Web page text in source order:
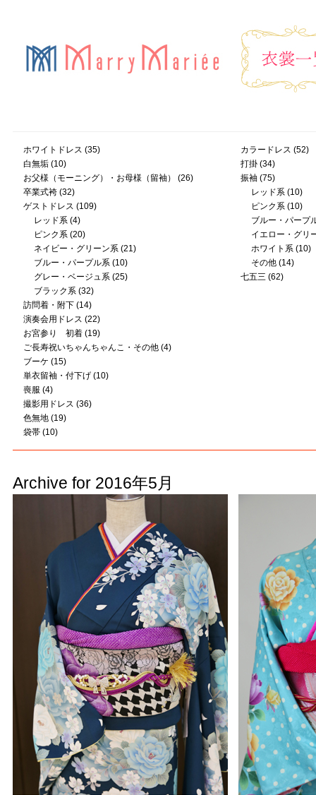
ホワイトドレス (35)
白無垢(10)
お父様（モーニング）・お母様（留袖）
(26)
卒業式袴(32)
ゲストドレス (109)
レッド系(4)
ピンク系(20)
ネイビー・グリーン系(21)
ブルー・パープル系(10)
グレー・ベージュ系(25)
ブラック系(32)
訪問着・附下(14)
演奏会用ドレス (22)
お宮参り 初着(19)
ご長寿祝いちゃんちゃんこ・その他(4)
ブーケ (15)
単衣留袖・付下げ(10)
喪服 (4)
撮影用ドレス (36)
色無地(19)
袋帯(10)
カラードレス (52)
打掛(34)
振袖(75)
レッド系(10)
ピンク系(10)
ブルー・パープ
イエロー・グリ
ホワイト系(10)
その他(14)
七五三 (62)
Archive for 2016年5月